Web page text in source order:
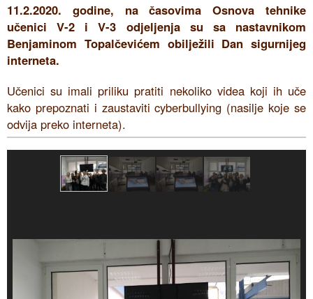
11.2.2020. godine, na časovima Osnova tehnike
učenici V-2 i V-3 odjeljenja su sa nastavnikom
Benjaminom Topalčevićem obilježili Dan sigurnijeg
interneta.
Učenici su imali priliku pratiti nekoliko videa koji ih uče
kako prepoznati i zaustaviti cyberbullying (nasilje koje se
odvija preko interneta).